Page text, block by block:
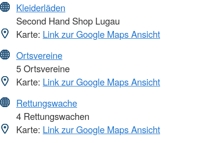
Kleiderläden
Second Hand Shop Lugau
Karte: Link zur Google Maps Ansicht
Ortsvereine
5 Ortsvereine
Karte: Link zur Google Maps Ansicht
Rettungswache
4 Rettungswachen
Karte: Link zur Google Maps Ansicht